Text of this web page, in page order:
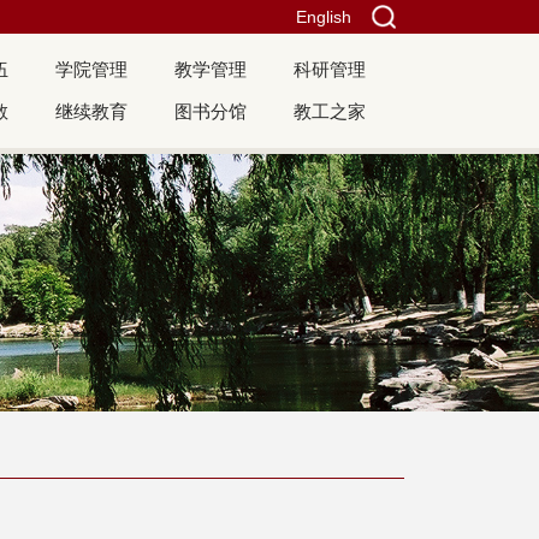
English
学院管理 教学管理 科研管理
继续教育 图书分馆 教工之家